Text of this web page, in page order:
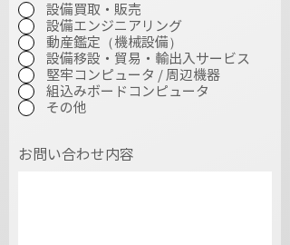
設備買取・販売
設備エンジニアリング
動産鑑定（機械設備）
設備移設・貿易・輸出入サービス
堅牢コンピュータ / 周辺機器
組込みボードコンピュータ
その他
お問い合わせ内容